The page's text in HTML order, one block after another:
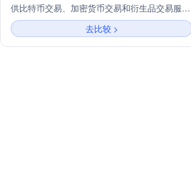
供比特币交易、加密货币交易和衍生品交易服
务。平台以安全、可靠的资产存储和账户安全著
称，支持多种语言和全球用户。主营业务包括现
货交易、期货交易、借贷服务和加密货币资产管
去比较 >